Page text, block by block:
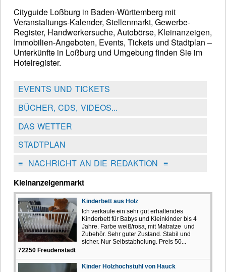
Cityguide Loßburg in Baden-Württemberg mit
Veranstaltungs-Kalender, Stellenmarkt, Gewerbe-
Register, Handwerkersuche, Autobörse, Kleinanzeigen,
Immobilien-Angeboten, Events, Tickets und Stadtplan –
Unterkünfte in Loßburg und Umgebung finden Sie im
Hotelregister.
EVENTS UND TICKETS
BÜCHER, CDS, VIDEOS...
DAS WETTER
STADTPLAN
≡NACHRICHT AN DIE REDAKTION ≡
Kleinanzeigenmarkt
Kinderbett aus Holz
Ich verkaufe ein sehr gut erhaltendes
Kinderbett für Babys und Kleinkinder bis 4
Jahre. Farbe weiß/rosa, mit Matratze und
Zubehör. Sehr guter Zustand. Stabil und
sicher. Nur Selbstabholung. Preis 50...
72250 Freudenstadt
Kinder Holzhochstuhl von Hauck